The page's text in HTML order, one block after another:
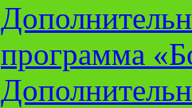
программа